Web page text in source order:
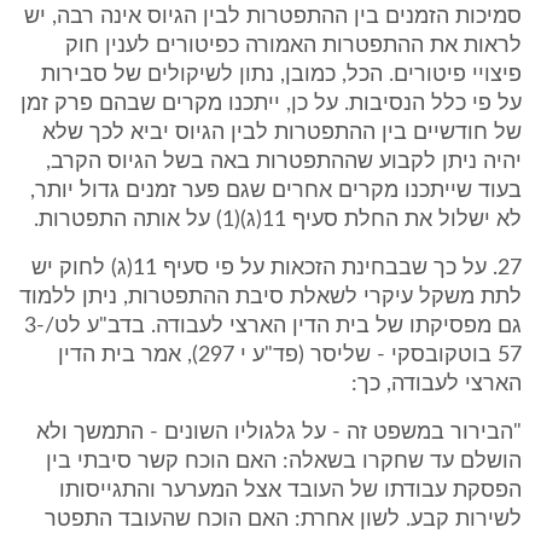
סמיכות הזמנים בין ההתפטרות לבין הגיוס אינה רבה, יש
לראות את ההתפטרות האמורה כפיטורים לענין חוק
פיצויי פיטורים. הכל, כמובן, נתון לשיקולים של סבירות
על פי כלל הנסיבות. על כן, ייתכנו מקרים שבהם פרק זמן
של חודשיים בין ההתפטרות לבין הגיוס יביא לכך שלא
יהיה ניתן לקבוע שההתפטרות באה בשל הגיוס הקרב,
בעוד שייתכנו מקרים אחרים שגם פער זמנים גדול יותר,
לא ישלול את החלת סעיף 11(ג)(1) על אותה התפטרות.
27. על כך שבבחינת הזכאות על פי סעיף 11(ג) לחוק יש
לתת משקל עיקרי לשאלת סיבת ההתפטרות, ניתן ללמוד
גם מפסיקתו של בית הדין הארצי לעבודה. בדב"ע לט/3-
57 בוטקובסקי - שליסר (פד"ע י 297), אמר בית הדין
הארצי לעבודה, כך:
"הבירור במשפט זה - על גלגוליו השונים - התמשך ולא
הושלם עד שחקרו בשאלה: האם הוכח קשר סיבתי בין
הפסקת עבודתו של העובד אצל המערער והתגייסותו
לשירות קבע. לשון אחרת: האם הוכח שהעובד התפטר